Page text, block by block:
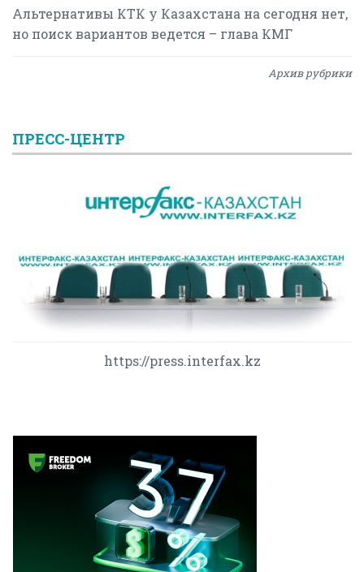
Альтернативы КТК у Казахстана на сегодня нет,
но поиск вариантов ведется – глава КМГ
Архив рубрики
ПРЕСС-ЦЕНТР
https://press.interfax.kz